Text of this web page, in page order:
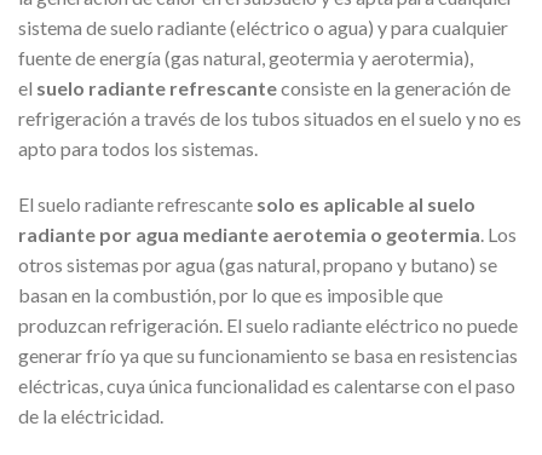
sistema de suelo radiante (eléctrico o agua) y para cualquier
fuente de energía (gas natural, geotermia y aerotermia),
el suelo radiante refrescanteconsiste en la generación de
refrigeración a través de los tubos situados en el suelo y no es
apto para todos los sistemas.
El suelo radiante refrescante solo es aplicable al suelo
radiante por agua mediante aerotemia o geotermia. Los
otros sistemas por agua (gas natural, propano y butano) se
basan en la combustión, por lo que es imposible que
produzcan refrigeración. El suelo radiante eléctrico no puede
generar frío ya que su funcionamiento se basa en resistencias
eléctricas, cuya única funcionalidad es calentarse con el paso
de la eléctricidad.